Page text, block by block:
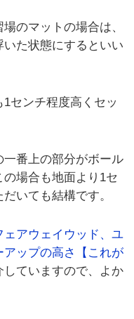
のマットの場合は、
た状態にするといい
センチ程度高くセッ
一番上の部分がボール
場合も地面より1セ
いても結構です。
ェアウェイウッド、ユ
ップの高さ【これが
ていますので、よか